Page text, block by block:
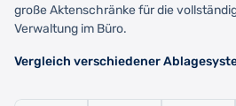
große Aktenschränke für die
Verwaltung im Büro.
Vergleich verschiedener